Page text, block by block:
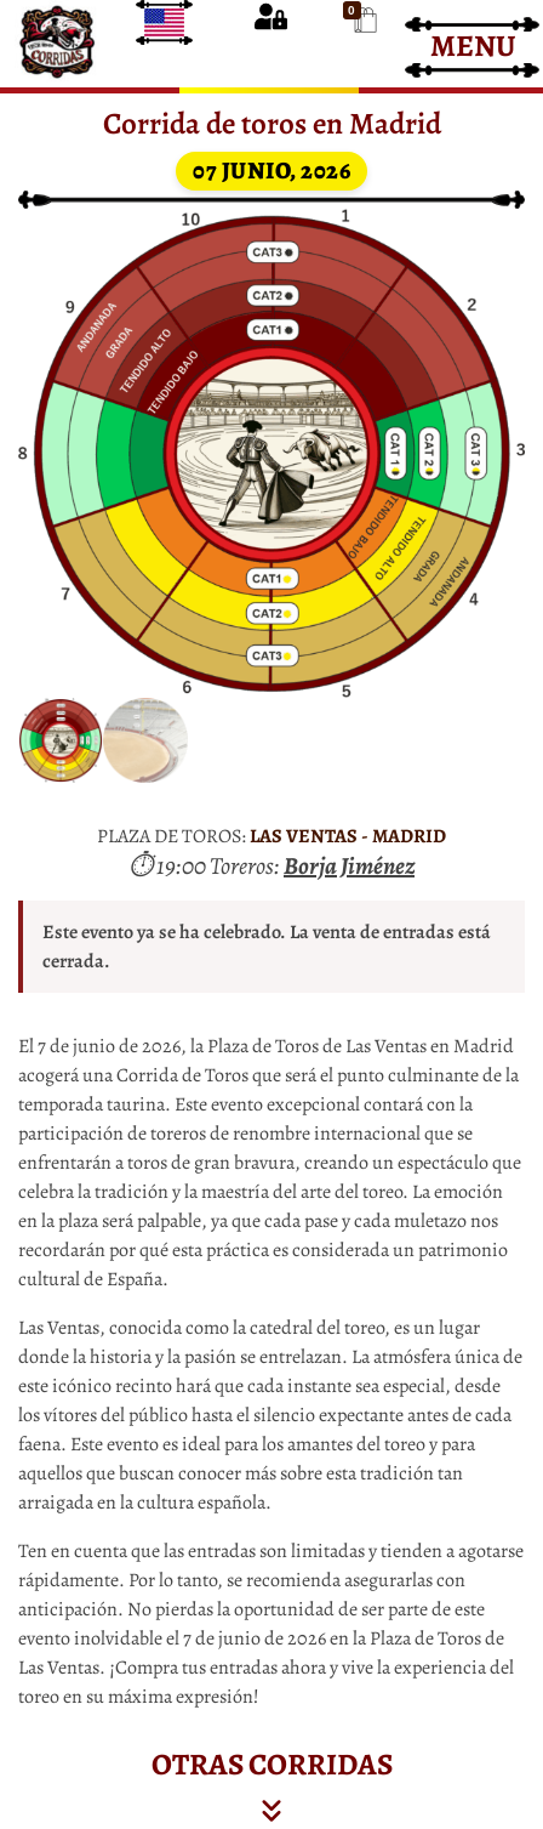
Entradas Corrida de Toros
Entradas Toros
MENU
0
Corrida de toros en Madrid
07 JUNIO, 2026
PLAZA DE TOROS:LAS VENTAS - MADRID
⏱ 19:00 Toreros:Borja Jiménez
Este evento ya se ha celebrado. La venta de entradas está
cerrada.
El 7 de junio de 2026, la Plaza de Toros de Las Ventas en Madrid
acogerá una Corrida de Toros que será el punto culminante de la
temporada taurina. Este evento excepcional contará con la
participación de toreros de renombre internacional que se
enfrentarán a toros de gran bravura, creando un espectáculo que
celebra la tradición y la maestría del arte del toreo. La emoción
en la plaza será palpable, ya que cada pase y cada muletazo nos
recordarán por qué esta práctica es considerada un patrimonio
cultural de España.
Las Ventas, conocida como la catedral del toreo, es un lugar
donde la historia y la pasión se entrelazan. La atmósfera única de
este icónico recinto hará que cada instante sea especial, desde
los vítores del público hasta el silencio expectante antes de cada
faena. Este evento es ideal para los amantes del toreo y para
aquellos que buscan conocer más sobre esta tradición tan
arraigada en la cultura española.
Ten en cuenta que las entradas son limitadas y tienden a agotarse
rápidamente. Por lo tanto, se recomienda asegurarlas con
anticipación. No pierdas la oportunidad de ser parte de este
evento inolvidable el 7 de junio de 2026 en la Plaza de Toros de
Las Ventas. ¡Compra tus entradas ahora y vive la experiencia del
toreo en su máxima expresión!
OTRAS CORRIDAS